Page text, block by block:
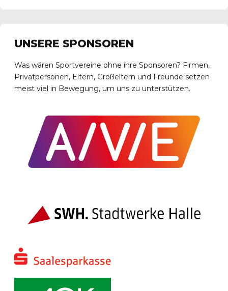
UNSERE SPONSOREN
Was wären Sportvereine ohne ihre Sponsoren? Firmen,
Privatpersonen, Eltern, Großeltern und Freunde setzen
meist viel in Bewegung, um uns zu unterstützen.